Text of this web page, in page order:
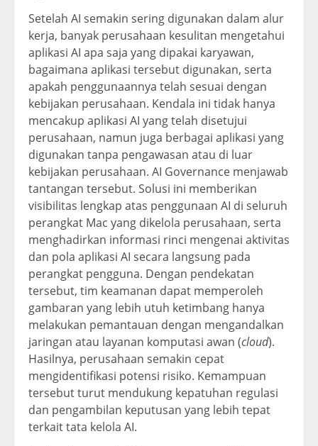
Setelah AI semakin sering digunakan dalam alur
kerja, banyak perusahaan kesulitan mengetahui
aplikasi AI apa saja yang dipakai karyawan,
bagaimana aplikasi tersebut digunakan, serta
apakah penggunaannya telah sesuai dengan
kebijakan perusahaan. Kendala ini tidak hanya
mencakup aplikasi AI yang telah disetujui
perusahaan, namun juga berbagai aplikasi yang
digunakan tanpa pengawasan atau di luar
kebijakan perusahaan. AI Governance menjawab
tantangan tersebut. Solusi ini memberikan
visibilitas lengkap atas penggunaan AI di seluruh
perangkat Mac yang dikelola perusahaan, serta
menghadirkan informasi rinci mengenai aktivitas
dan pola aplikasi AI secara langsung pada
perangkat pengguna. Dengan pendekatan
tersebut, tim keamanan dapat memperoleh
gambaran yang lebih utuh ketimbang hanya
melakukan pemantauan dengan mengandalkan
jaringan atau layanan komputasi awan (cloud).
Hasilnya, perusahaan semakin cepat
mengidentifikasi potensi risiko. Kemampuan
tersebut turut mendukung kepatuhan regulasi
dan pengambilan keputusan yang lebih tepat
terkait tata kelola AI.